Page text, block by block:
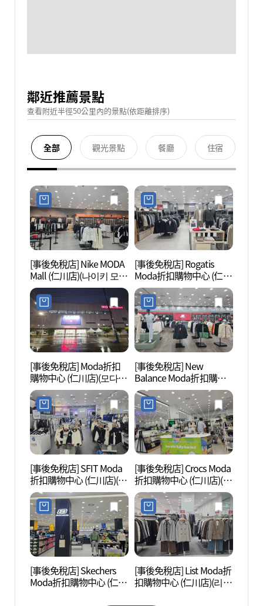
鄰近推薦景點
查看附近半徑50公里內的景點(依距離排序)
全部 觀光景點 餐廳 住宿
[事後免稅店] Nike MODA
Mall (仁川店)(나이키 모다
아울렛 인천점)
[事後免稅店] Rogatis
Moda折扣購物中心 (仁川
店)(로가디스 모다아울렛
인천점)
[事後免稅店] Moda折扣
購物中心 (仁川店)(모다아
울렛 인천점)
[事後免稅店] New
Balance Moda折扣購物
中心 (仁川店)(뉴발란스
모다아울렛 인천점)
[事後免稅店] SFIT Moda
折扣購物中心 (仁川店)(에
스핏 모다아울렛 인천점)
[事後免稅店] Crocs Moda
折扣購物中心 (仁川店)(크
록스 모다아울렛 인천점)
[事後免稅店] Skechers
Moda折扣購物中心 (仁川
[事後免稅店] List Moda折
扣購物中心 (仁川店)(리스